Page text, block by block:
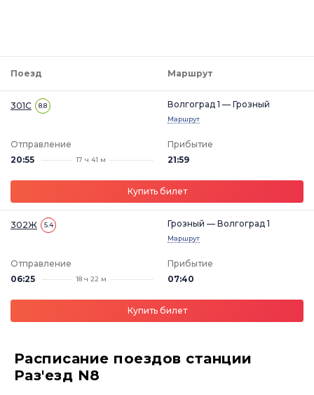
Поезд Маршрут
301С 8.8 Волгоград 1 — Грозный
Маршрут
Отправление
20:55
17 ч 41 м
Прибытие
21:59
Купить билет
302Ж 5.4 Грозный — Волгоград 1
Маршрут
Отправление
06:25
18 ч 22 м
Прибытие
07:40
Купить билет
Расписание поездов станции
Раз'езд N8